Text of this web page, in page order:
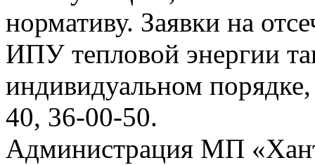
нормативу. Заявки на
ИПУ тепловой энергии
индивидуальном
40, 36-00-50.
Администрация МП